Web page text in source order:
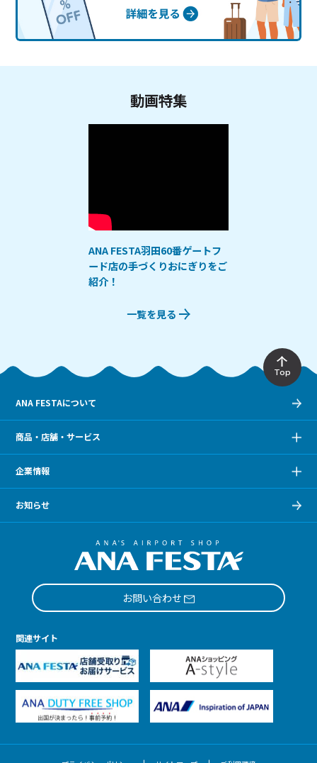
動画特集
ANA FESTA羽田60番ゲートフ
ード店の手づくりおにぎりをご
紹介！
一覧を見る
Top
ANA FESTAについて
商品・店舗・サービス
企業情報
お知らせ
お問い合わせ
関連サイト